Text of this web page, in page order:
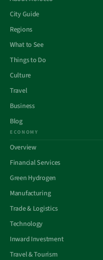
City Guide
Regions
What to See
Things to Do
Culture
Travel
Business
Blog
ECONOMY
Overview
Financial Services
Green Hydrogen
Manufacturing
Trade & Logistics
Technology
Inward Investment
Travel & Tourism